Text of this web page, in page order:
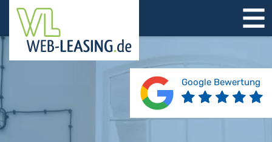
STARTSEITE
ÜBER UNS
PRODUKTE
REFERENZEN
BERATUNG
JOBS
KONTAKT
Google Bewertung